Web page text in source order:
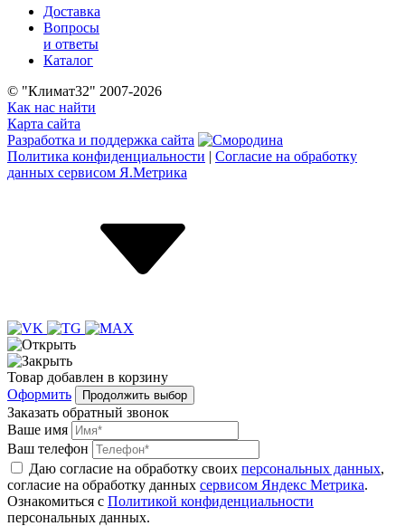
Доставка
Вопросы
и ответы
Каталог
© "Климат32" 2007-2026
Как нас найти
Карта сайта
Разработка и поддержка сайта
Политика конфиденциальности | Согласие на обработку
данных сервисом Я.Метрика
Товар добавлен в корзину
Оформить
Продолжить выбор
Заказать обратный звонок
Ваше имя
Ваш телефон
Даю согласие на обработку своих персональных данных,
согласие на обработку данных сервисом Яндекс Метрика.
Ознакомиться с Политикой конфиденциальности
персональных данных.